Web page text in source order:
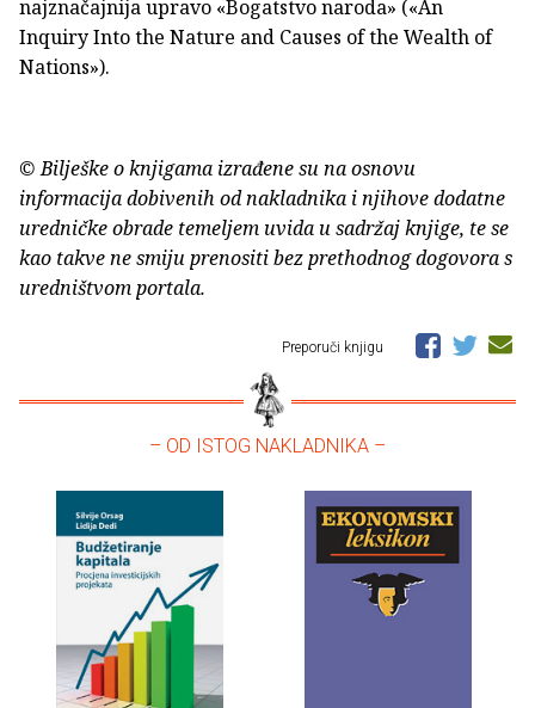
najznačajnija upravo «Bogatstvo naroda» («An
Inquiry Into the Nature and Causes of the Wealth of
Nations»).
© Bilješke o knjigama izrađene su na osnovu
informacija dobivenih od nakladnika i njihove dodatne
uredničke obrade temeljem uvida u sadržaj knjige, te se
kao takve ne smiju prenositi bez prethodnog dogovora s
uredništvom portala.
Preporuči knjigu
– OD ISTOG NAKLADNIKA –